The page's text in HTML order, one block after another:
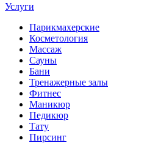
Услуги
Парикмахерские
Косметология
Массаж
Сауны
Бани
Тренажерные залы
Фитнес
Маникюр
Педикюр
Тату
Пирсинг